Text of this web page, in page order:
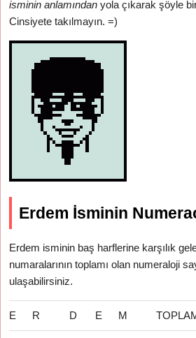
isminin anlamından yola çıkarak şöyle
Cinsiyete takılmayın. =)
Erdem İsminin
Erdem isminin baş harflerine karşılık
numaralarının toplamı olan numeraloji
ulaşabilirsiniz.
E R D E M